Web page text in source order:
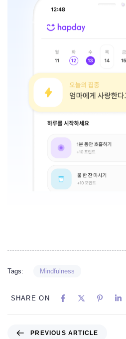
Tags: Mindfulness
SHARE ON
PREVIOUS ARTICLE